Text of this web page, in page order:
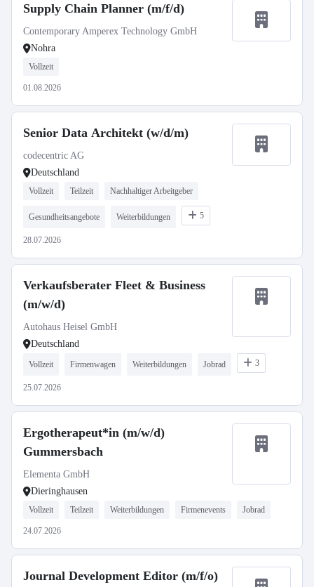
Supply Chain Planner (m/f/d)
Contemporary Amperex Technology GmbH
Nohra
Vollzeit
01.08.2026
Senior Data Architekt (w/d/m)
codecentric AG
Deutschland
Vollzeit Teilzeit Nachhaltiger Arbeitgeber
Gesundheitsangebote Weiterbildungen 5
28.07.2026
Verkaufsberater Fleet & Business
(m/w/d)
Autohaus Heisel GmbH
Deutschland
Vollzeit Firmenwagen Weiterbildungen Jobrad 3
25.07.2026
Ergotherapeut*in (m/w/d)
Gummersbach
Elementa GmbH
Dieringhausen
Vollzeit Teilzeit Weiterbildungen Firmenevents Jobrad
24.07.2026
Journal Development Editor (m/f/o)